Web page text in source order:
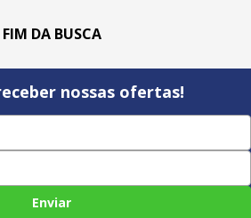
nossas ofertas!
Enviar